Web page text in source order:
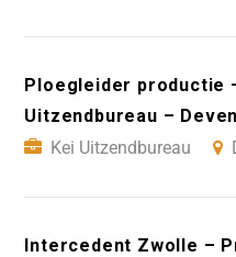
Ploegleider productie
Uitzendbureau –
Kei Uitzendbureau
Intercedent Zwolle –